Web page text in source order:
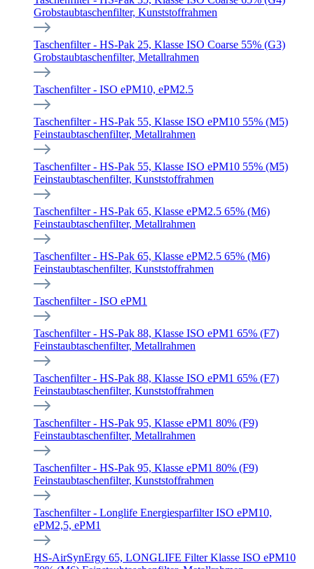
Grobstaubtaschenfilter, Kunststoffrahmen
Taschenfilter - HS-Pak 25, Klasse ISO Coarse 55% (G3)
Grobstaubtaschenfilter, Metallrahmen
Taschenfilter - ISO ePM10, ePM2.5
Taschenfilter - HS-Pak 55, Klasse ISO ePM10 55% (M5)
Feinstaubtaschenfilter, Metallrahmen
Taschenfilter - HS-Pak 55, Klasse ISO ePM10 55% (M5)
Feinstaubtaschenfilter, Kunststoffrahmen
Taschenfilter - HS-Pak 65, Klasse ePM2.5 65% (M6)
Feinstaubtaschenfilter, Metallrahmen
Taschenfilter - HS-Pak 65, Klasse ePM2.5 65% (M6)
Feinstaubtaschenfilter, Kunststoffrahmen
Taschenfilter - ISO ePM1
Taschenfilter - HS-Pak 88, Klasse ISO ePM1 65% (F7)
Feinstaubtaschenfilter, Metallrahmen
Taschenfilter - HS-Pak 88, Klasse ISO ePM1 65% (F7)
Feinstaubtaschenfilter, Kunststoffrahmen
Taschenfilter - HS-Pak 95, Klasse ePM1 80% (F9)
Feinstaubtaschenfilter, Metallrahmen
Taschenfilter - HS-Pak 95, Klasse ePM1 80% (F9)
Feinstaubtaschenfilter, Kunststoffrahmen
Taschenfilter - Longlife Energiesparfilter ISO ePM10,
ePM2,5, ePM1
HS-AirSynErgy 65, LONGLIFE Filter Klasse ISO ePM10